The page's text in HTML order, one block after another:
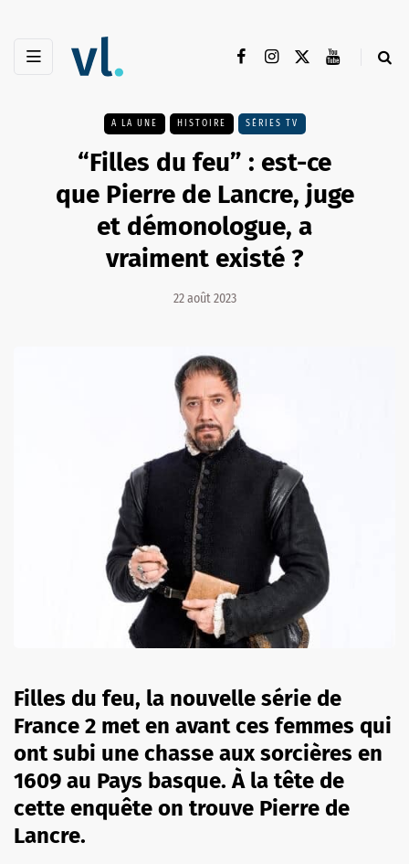
A LA UNE HISTOIRE SÉRIES TV
“Filles du feu” : est-ce
que Pierre de Lancre, juge
et démonologue, a
vraiment existé ?
22 août 2023
Filles du feu, la nouvelle série de
France 2 met en avant ces femmes qui
ont subi une chasse aux sorcières en
1609 au Pays basque. À la tête de
cette enquête on trouve Pierre de
Lancre.